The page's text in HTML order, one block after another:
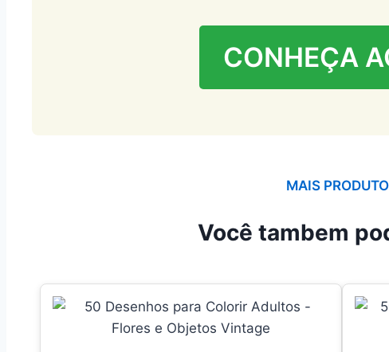
CONHEÇA
MAIS
Você tambem